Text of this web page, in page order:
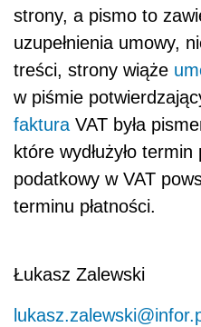
strony, a pismo to
uzupełnienia umowy,
treści, strony wiąże
w piśmie
faktura VAT była
które wydłużyło
podatkowy w VAT
terminu płatności.
Łukasz Zalewski